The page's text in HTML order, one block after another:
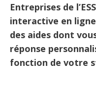
Entreprises de
interactive en
des aides dont
réponse
fonction de votre